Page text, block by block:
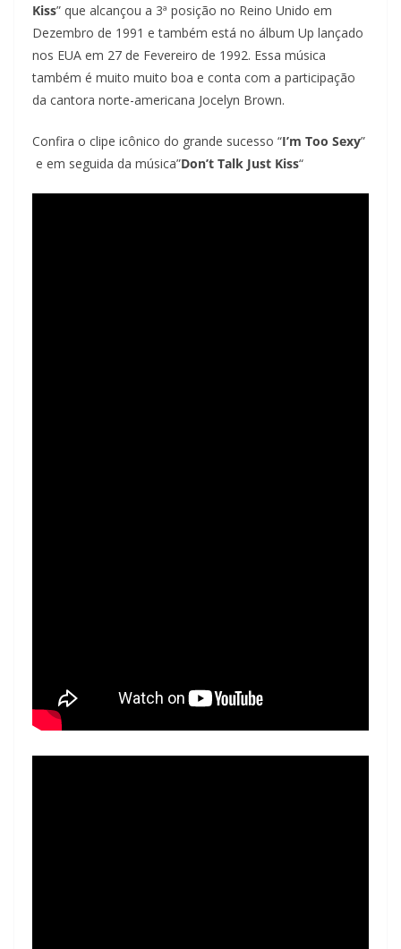
Kiss” que alcançou a 3ª posição no Reino Unido em
Dezembro de 1991 e também está no álbum Up lançado
nos EUA em 27 de Fevereiro de 1992. Essa música
também é muito muito boa e conta com a participação
da cantora norte-americana Jocelyn Brown.
Confira o clipe icônico do grande sucesso “I’m Too Sexy”
e em seguida da música”Don’t Talk Just Kiss“